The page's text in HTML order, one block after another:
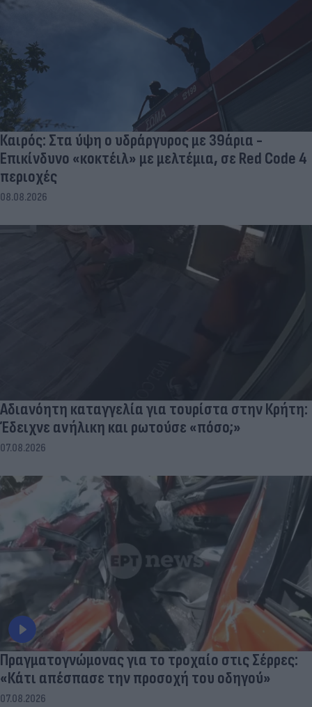
Καιρός: Στα ύψη ο υδράργυρος με 39άρια -
Επικίνδυνο «κοκτέιλ» με μελτέμια, σε Red Code 4
περιοχές
08.08.2026
Αδιανόητη καταγγελία για τουρίστα στην Κρήτη:
Έδειχνε ανήλικη και ρωτούσε «πόσο;»
07.08.2026
Πραγματογνώμονας για το τροχαίο στις Σέρρες:
«Κάτι απέσπασε την προσοχή του οδηγού»
07.08.2026